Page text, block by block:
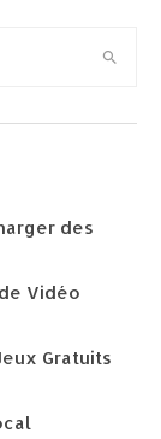
des
Vidéo
Gratuits